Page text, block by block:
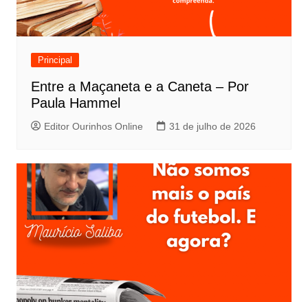
Principal
Entre a Maçaneta e a Caneta – Por
Paula Hammel
Editor Ourinhos Online 31 de julho de 2026